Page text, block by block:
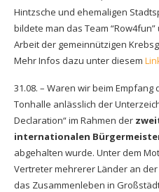
Hintzsche und ehemaligen
bildete man das Team
Arbeit der gemeinnützigen
Mehr Infos dazu unter diesem
31.08. – Waren wir beim
Tonhalle anlässlich der
Declaration“ im Rahmen der
internationalen
abgehalten wurde. Unter dem
Vertreter mehrerer Länder an
das Zusammenleben in